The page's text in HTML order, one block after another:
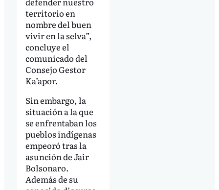
territorio en
nombre del buen
vivir en la selva”,
concluye el
comunicado del
Consejo Gestor
Ka’apor.
Sin embargo, la
situación a la que
se enfrentaban los
pueblos indígenas
empeoró tras la
asunción de Jair
Bolsonaro.
Además de su